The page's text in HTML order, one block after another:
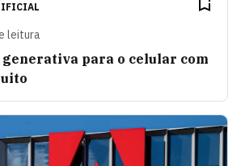
leitura
para o celular com